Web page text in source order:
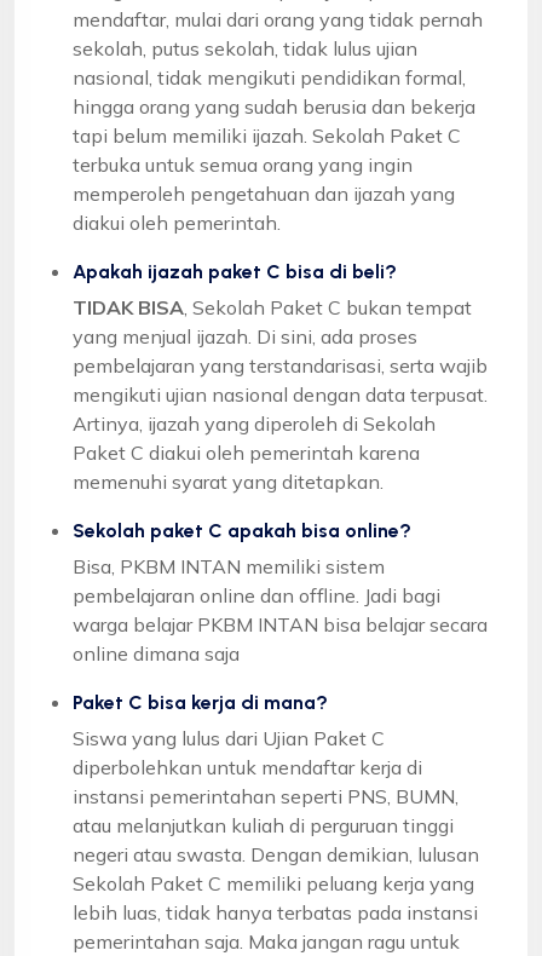
mendaftar, mulai dari orang yang tidak pernah
sekolah, putus sekolah, tidak lulus ujian
nasional, tidak mengikuti pendidikan formal,
hingga orang yang sudah berusia dan bekerja
tapi belum memiliki ijazah. Sekolah Paket C
terbuka untuk semua orang yang ingin
memperoleh pengetahuan dan ijazah yang
diakui oleh pemerintah.
Apakah ijazah paket C bisa di beli?
TIDAK BISA , Sekolah Paket C bukan tempat
yang menjual ijazah. Di sini, ada proses
pembelajaran yang terstandarisasi, serta wajib
mengikuti ujian nasional dengan data terpusat.
Artinya, ijazah yang diperoleh di Sekolah
Paket C diakui oleh pemerintah karena
memenuhi syarat yang ditetapkan.
Sekolah paket C apakah bisa online?
Bisa, PKBM INTAN memiliki sistem
pembelajaran online dan offline. Jadi bagi
warga belajar PKBM INTAN bisa belajar secara
online dimana saja
Paket C bisa kerja di mana?
Siswa yang lulus dari Ujian Paket C
diperbolehkan untuk mendaftar kerja di
instansi pemerintahan seperti PNS, BUMN,
atau melanjutkan kuliah di perguruan tinggi
negeri atau swasta. Dengan demikian, lulusan
Sekolah Paket C memiliki peluang kerja yang
lebih luas, tidak hanya terbatas pada instansi
pemerintahan saja. Maka jangan ragu untuk